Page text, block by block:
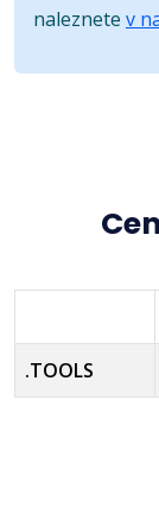
naleznete v
.TOOLS